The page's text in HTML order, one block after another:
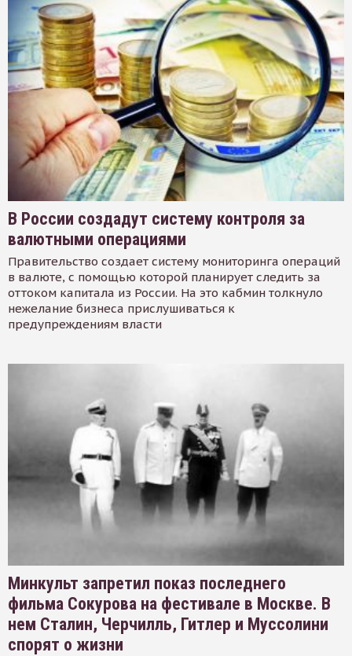
В России создадут систему контроля за
валютными операциями
Правительство создает систему мониторинга операций
в валюте, с помощью которой планирует следить за
оттоком капитала из России. На это кабмин толкнуло
нежелание бизнеса прислушиваться к
предупреждениям власти
Минкульт запретил показ последнего
фильма Сокурова на фестивале в Москве. В
нем Сталин, Черчилль, Гитлер и Муссолини
спорят о жизни